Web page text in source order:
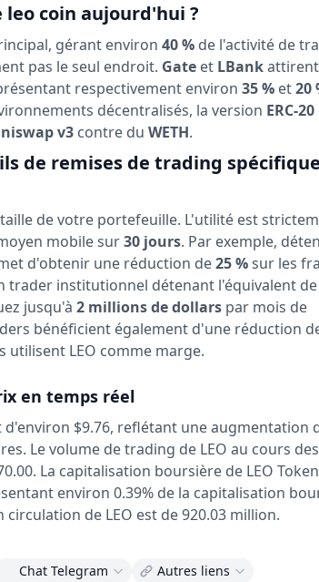
leo coin aujourd'hui ?
gérant environ 40 % de l'activité de
pas le seul endroit. Gate et LBankattirent
respectivement environ 35 % et20
décentralisés, la version ERC-20
v3 contre du WETH.
de remises de trading
de votre portefeuille. L'utilité est
mobile sur30 jours. Par exemple,
d'obtenir une réduction de25 %sur les
trader institutionnel détenant l'équivalent
jusqu'à 2 millions de dollars par mois de
bénéficient également d'une réduction
LEO comme marge.
en temps réel
d'environ $9.76, reflétant une augmentation
Le volume de trading de LEO au cours des
La capitalisation boursière de LEO
environ 0.39% de la capitalisation
circulation de LEO est de 920.03 million.
Chat Telegram Autres liens